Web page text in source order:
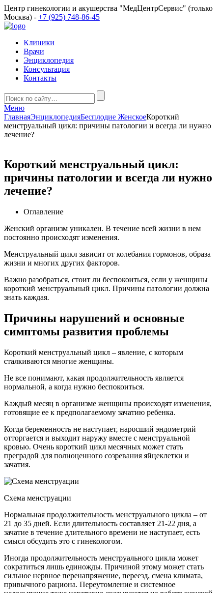
Центр гинекологии и акушерства "МедЦентрСервис" (только
Москва) - +7 (925) 748-86-45
Клиники
Врачи
Энциклопедия
Консультация
Контакты
Меню
ГлавнаяЭнциклопедияБесплодие ЖенскоеКороткий
менструальный цикл: причины патологии и всегда ли нужно
лечение?
Короткий менструальный цикл:
причины патологии и всегда ли нужно
лечение?
Оглавление
Женский организм уникален. В течение всей жизни в нем
постоянно происходят изменения.
Менструальный цикл зависит от колебания гормонов, образа
жизни и многих других факторов.
Важно разобраться, стоит ли беспокоиться, если у женщины
короткий менструальный цикл. Причины патологии должна
знать каждая.
Причины нарушений и основные
симптомы развития проблемы
Короткий менструальный цикл – явление, с которым
сталкиваются многие женщины.
Не все понимают, какая продолжительность является
нормальной, а когда нужно беспокоиться.
Каждый месяц в организме женщины происходят изменения,
готовящие ее к предполагаемому зачатию ребенка.
Когда беременность не наступает, наросший эндометрий
отторгается и выходит наружу вместе с менструальной
кровью. Очень короткий цикл месячных может стать
преградой для полноценного созревания яйцеклетки и
зачатия.
Схема менструации
Нормальная продолжительность менструального цикла – от
21 до 35 дней. Если длительность составляет 21-22 дня, а
зачатие в течение длительного времени не наступает, есть
смысл обсудить это с гинекологом.
Иногда продолжительность менструального цикла может
сократиться лишь единожды. Причиной этому может стать
сильное нервное перенапряжение, переезд, смена климата,
привычного рациона. Переутомление и системное